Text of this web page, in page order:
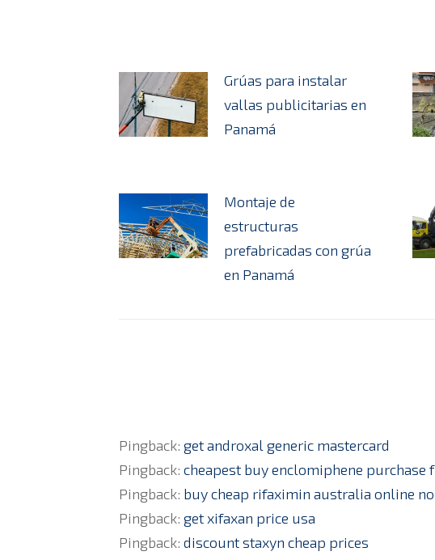
Grúas para instalar
vallas publicitarias en
Panamá
Montaje de
estructuras
prefabricadas con grúa
en Panamá
Pingback: get androxal generic mastercard
Pingback: cheapest buy enclomiphene purchase
Pingback: buy cheap rifaximin australia online
Pingback: get xifaxan price usa
Pingback: discount staxyn cheap prices